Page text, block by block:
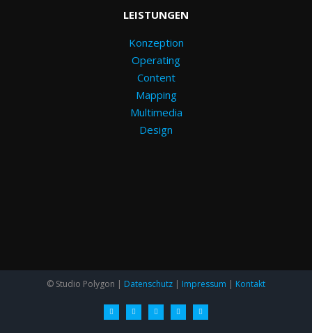
LEISTUNGEN
Konzeption
Operating
Content
Mapping
Multimedia
Design
© Studio Polygon | Datenschutz | Impressum | Kontakt
facebook instagram linkedin